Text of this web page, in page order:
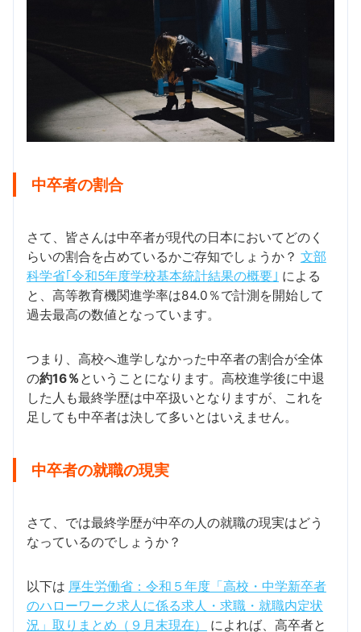
中卒者の割合
さて、皆さんは中卒者が現代の日本においてどのく
らいの割合を占めているかご存知でしょうか？ 文部
科学省｢令和5年度学校基本統計結果の概要｣ による
と、高等教育機関進学率は84.0％で計測を開始して
過去最高の数値となっています。
つまり、高校へ進学しなかった中卒者の割合が全体
の約16％ ということになります。高校進学後に中退
した人も最終学歴は中卒扱いとなりますが、これを
足しても中卒者は決して多いとはいえません。
中卒者の就職の現実
さて、では最終学歴が中卒の人の就職の現実はどう
なっているのでしょうか？
以下は 厚生労働省：令和５年度「高校・中学新卒者
のハローワーク求人に係る求人・求職・就職内定状
況」取りまとめ（９月末現在）
によれば、高卒者と